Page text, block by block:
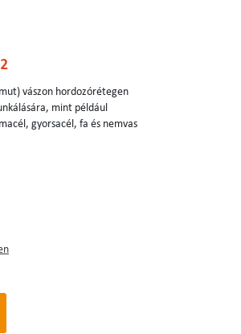
vászon hordozórétegen
mint például
gyorsacél, fa és nemvas